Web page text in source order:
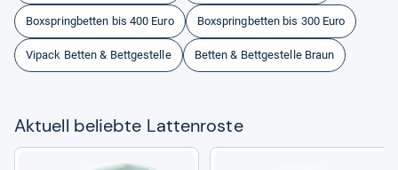
Boxspringbetten bis 400 Euro Boxspringbetten bis 300 Euro
Vipack Betten & Bettgestelle Betten & Bettgestelle Braun
Aktu­ell beliebte Lat­ten­roste